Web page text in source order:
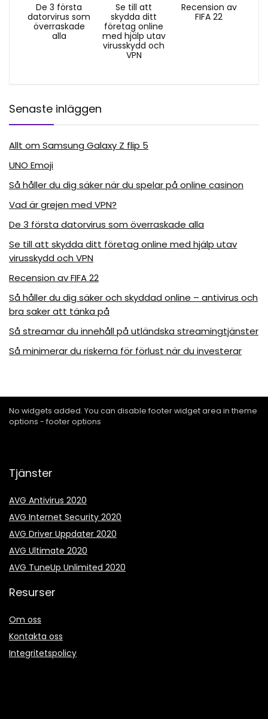
De 3 första
datorvirus som
överraskade
alla
Se till att
skydda ditt
företag online
med hjälp utav
virusskydd och
VPN
Recension av
FIFA 22
Senaste inläggen
Allt om Samsung Galaxy Z flip 5
UNO Emoji
Så håller du dig säker när du spelar på online casinon
Vad är grejen med VPN?
De 3 första datorvirus som överraskade alla
Se till att skydda ditt företag online med hjälp utav
virusskydd och VPN
Recension av FIFA 22
Så håller du dig säker och skyddad online – antivirus och
bra saker att tänka på
Så streamar du innehåll på utländska streamingtjänster
Så minimerar du riskerna för förlust när du investerar
No widgets added. You can disable footer widget area in theme
options - footer options
Tjänster
AVG Antivirus 2020
AVG Internet Security 2020
AVG Driver Uppdater 2020
AVG Ultimate 2020
AVG TuneUp Unlimited 2020
Resurser
Om oss
Kontakta oss
Integritetspolicy